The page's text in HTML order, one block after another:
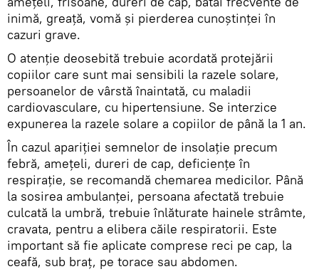
inimă, greață, vomă și pierderea cunoștinței în
cazuri grave.
O atenţie deosebită trebuie acordată protejării
copiilor care sunt mai sensibili la razele solare,
persoanelor de vârstă înaintată, cu maladii
cardiovasculare, cu hipertensiune. Se interzice
expunerea la razele solare a copiilor de până la 1 an.
În cazul apariției semnelor de insolație precum
febră, amețeli, dureri de cap, deficienţe în
respirație, se recomandă chemarea medicilor. Până
la sosirea ambulanței, persoana afectată trebuie
culcată la umbră, trebuie înlăturate hainele strâmte,
cravata, pentru a elibera căile respiratorii. Este
important să fie aplicate comprese reci pe cap, la
ceafă, sub braț, pe torace sau abdomen.